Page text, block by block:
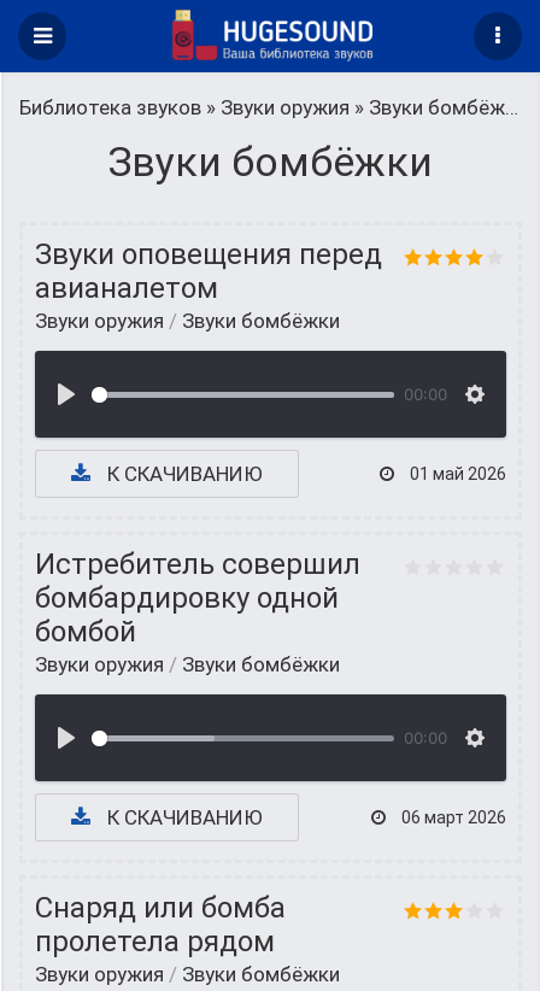
Библиотека звуков » Звуки оружия » Звуки бомбёжки
Звуки бомбёжки
Звуки оповещения перед
авианалетом
Звуки оружия / Звуки бомбёжки
00:00
К СКАЧИВАНИЮ 01 май 2026
Истребитель совершил
бомбардировку одной
бомбой
Звуки оружия / Звуки бомбёжки
00:00
К СКАЧИВАНИЮ 06 март 2026
Снаряд или бомба
пролетела рядом
Звуки оружия / Звуки бомбёжки